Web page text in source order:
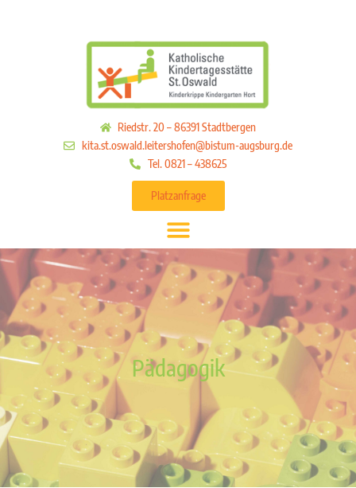
Riedstr. 20 – 86391 Stadtbergen
kita.st.oswald.leitershofen@bistum-augsburg.de
Tel. 0821 – 438625
Platzanfrage
Pädagogik